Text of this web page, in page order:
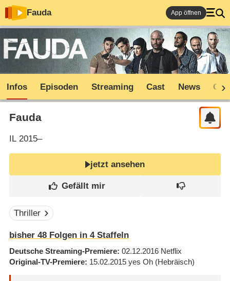
Fauda App öffnen
Infos Episoden Streaming Cast News
Fauda
IL2015–
jetzt ansehen
Thriller
bisher 48Folgen in 4Staffeln
Deutsche Streaming-Premiere 02.12.2016 Netflix
Original-TV-Premiere 15.02.2015 yes Oh (Hebräisch)